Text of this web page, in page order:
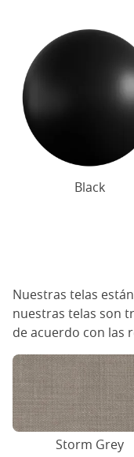
Black
Nuestras telas
nuestras telas son
de acuerdo con las
Storm Grey